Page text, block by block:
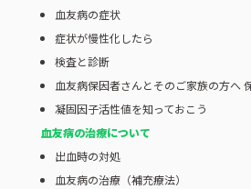
血友病の症状
症状が慢性化したら
検査と診断
血友病保因者さんとそのご家族の方へ
凝固因子活性値を知っておこう
血友病の治療について
出血時の対処
血友病の治療（補充療法）